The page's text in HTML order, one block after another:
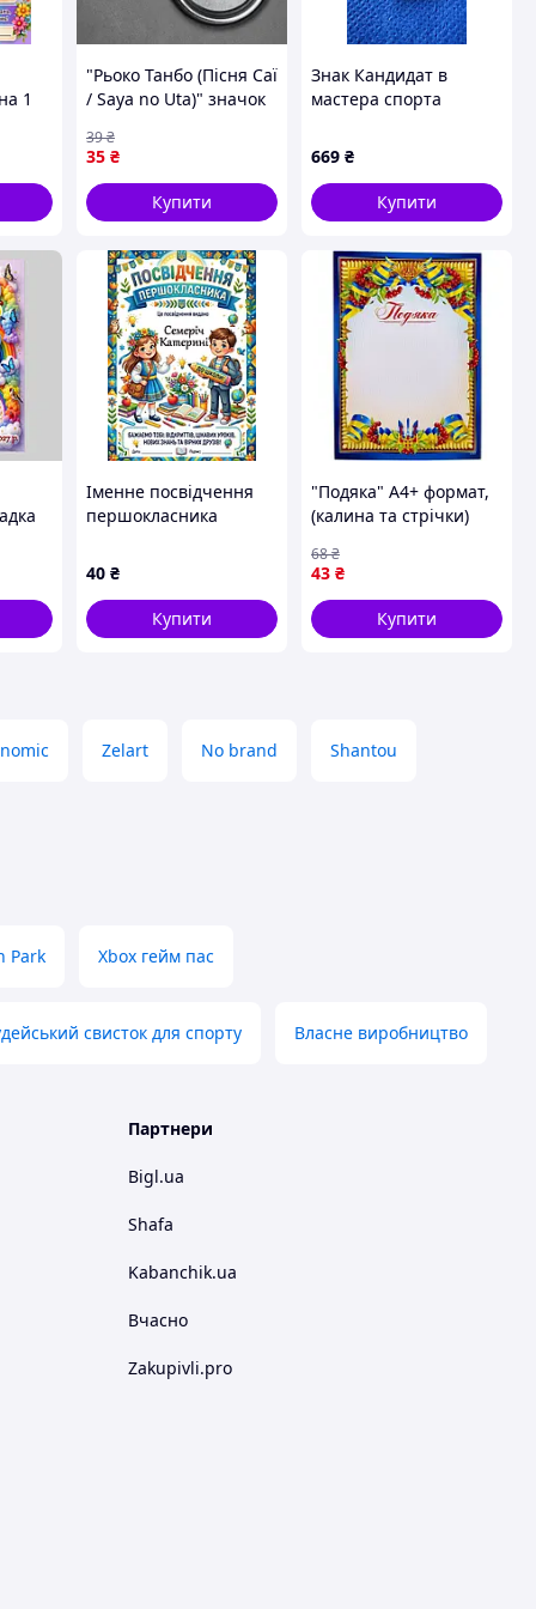
1
"Рьоко Танбо (Пісня Саї
/ Saya no Uta)" значок
Ø44 мм
35 ₴
39₴
Купити
Знак Кандидат в
мастера спорта
669 ₴
Купити
Іменне посвідчення
першокласника
40 ₴
Купити
"Подяка" А4+ формат,
(калина та стрічки)
43 ₴
68₴
Купити
Zelart No brand Shantou
Park Xbox гейм пас
свисток для спорту Власне виробництво
Партнери
Bigl.ua
Shafa
Kabanchik.ua
Вчасно
Zakupivli.pro